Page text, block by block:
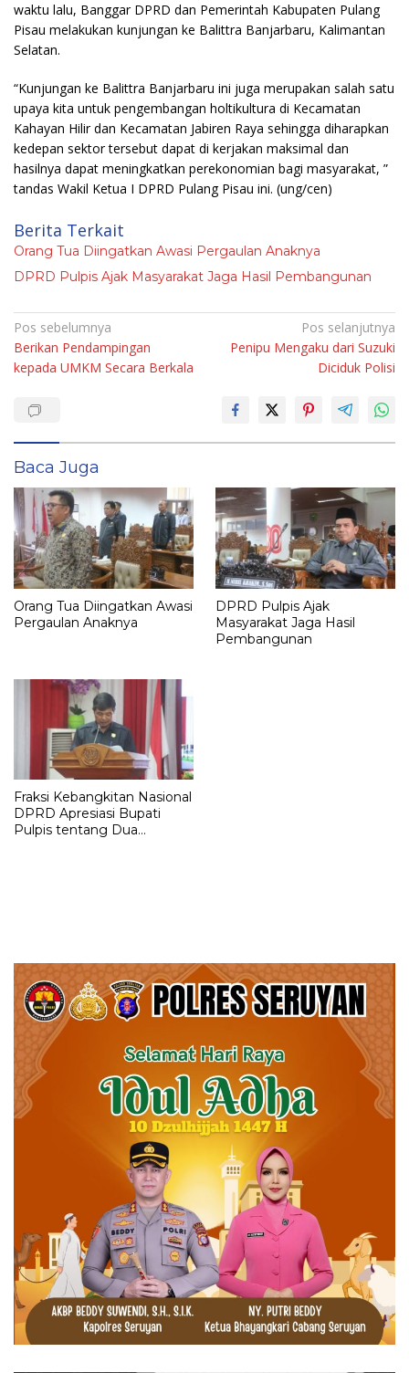
waktu lalu, Banggar DPRD dan Pemerintah Kabupaten Pulang
Pisau melakukan kunjungan ke Balittra Banjarbaru, Kalimantan
Selatan.
“Kunjungan ke Balittra Banjarbaru ini juga merupakan salah satu
upaya kita untuk pengembangan holtikultura di Kecamatan
Kahayan Hilir dan Kecamatan Jabiren Raya sehingga diharapkan
kedepan sektor tersebut dapat di kerjakan maksimal dan
hasilnya dapat meningkatkan perekonomian bagi masyarakat, ”
tandas Wakil Ketua I DPRD Pulang Pisau ini. (ung/cen)
Berita Terkait
Orang Tua Diingatkan Awasi Pergaulan Anaknya
DPRD Pulpis Ajak Masyarakat Jaga Hasil Pembangunan
Navigasi
pos
Pos sebelumnya
Berikan Pendampingan
kepada UMKM Secara Berkala
Pos selanjutnya
Penipu Mengaku dari Suzuki
Diciduk Polisi
Baca Juga
Orang Tua Diingatkan Awasi
Pergaulan Anaknya
DPRD Pulpis Ajak
Masyarakat Jaga Hasil
Pembangunan
Fraksi Kebangkitan Nasional
DPRD Apresiasi Bupati
Pulpis tentang Dua